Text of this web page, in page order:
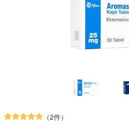
（2件）